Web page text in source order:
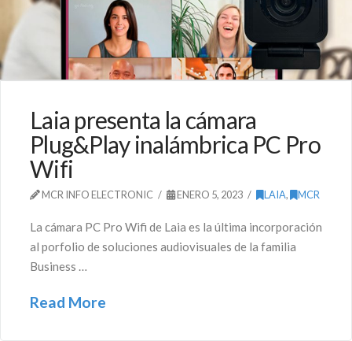
Laia presenta la cámara
Plug&Play inalámbrica PC Pro
Wifi
MCR INFO ELECTRONIC ENERO 5, 2023 LAIA, MCR
La cámara PC Pro Wifi de Laia es la última incorporación
al porfolio de soluciones audiovisuales de la familia
Business …
Read More